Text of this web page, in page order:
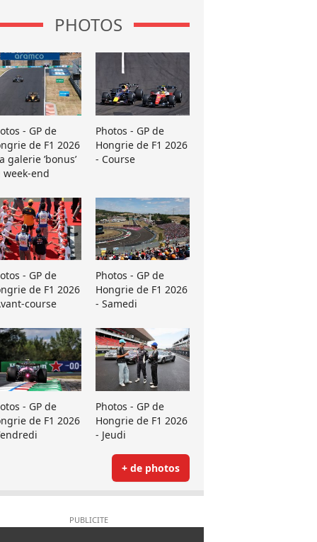
PHOTOS
- GP de
de F1 2026
galerie ’bonus’
week-end
Photos - GP de
Hongrie de F1 2026
- Course
- GP de
de F1 2026
course
Photos - GP de
Hongrie de F1 2026
- Samedi
- GP de
de F1 2026
Photos - GP de
Hongrie de F1 2026
- Jeudi
+ de photos